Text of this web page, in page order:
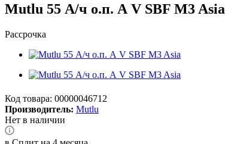
Mutlu 55 А/ч о.п. А V SBF M3 Asia
Рассрочка
Код товара: 00000046712
Производитель: Mutlu
Нет в наличии